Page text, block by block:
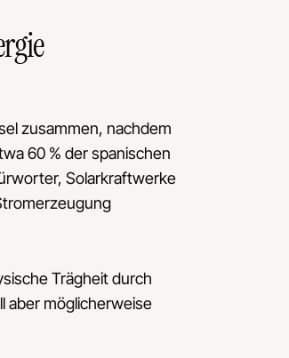
zusammen, nachdem
60 % der spanischen
Solarkraftwerke
Trägheit durch
aber möglicherweise